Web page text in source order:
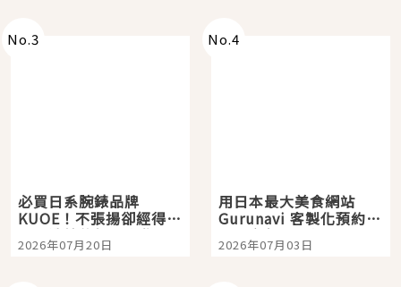
No.3
必買日系腕錶品牌
KUOE！不張揚卻經得起
時間洗鍊的經典之作五
選
2026年07月20日
No.4
用日本最大美食網站
Gurunavi 客製化預約九
大都市餐廳，打造專屬
美食體驗！
2026年07月03日